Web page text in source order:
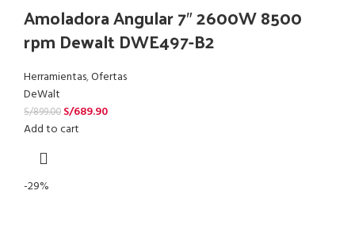
Amoladora Angular 7″ 2600W 8500
rpm Dewalt DWE497-B2
Herramientas,Ofertas
DeWalt
S/899.00 S/689.90
Add to cart
-29%